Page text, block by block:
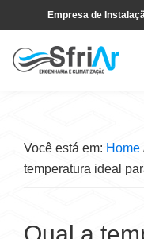
para
navegação
to
main
Empresa de
Você está em: Home
temperatura ideal